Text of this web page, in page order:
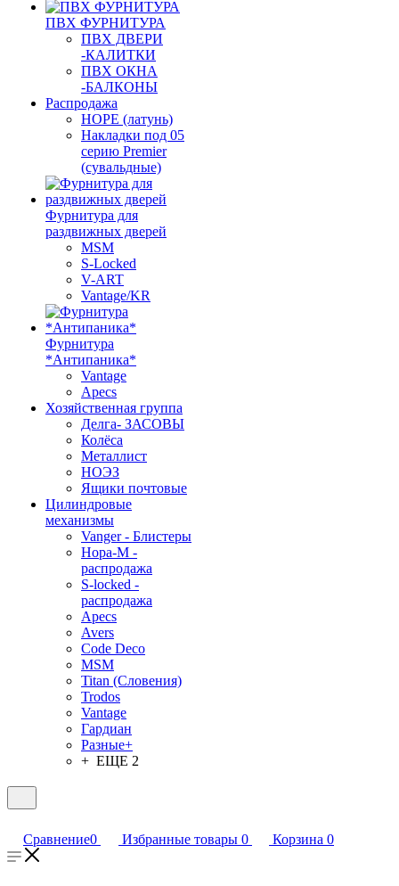
ПВХ ФУРНИТУРА
ПВХ ДВЕРИ
-КАЛИТКИ
ПВХ ОКНА
-БАЛКОНЫ
Распродажа
HOPE (латунь)
Накладки под 05
серию Premier
(сувальдные)
Фурнитура для
раздвижных дверей
MSM
S-Locked
V-ART
Vantage/KR
Фурнитура
*Антипаника*
Vantage
Apecs
Хозяйственная группа
Делга- ЗАСОВЫ
Колёса
Металлист
НОЭЗ
Ящики почтовые
Цилиндровые
механизмы
Vanger - Блистеры
Нора-М -
распродажа
S-locked -
распродажа
Apecs
Avers
Code Deco
MSM
Titan (Словения)
Trodos
Vantage
Гардиан
Разные+
+ ЕЩЕ 2
Сравнение0 Избранные товары 0 Корзина 0